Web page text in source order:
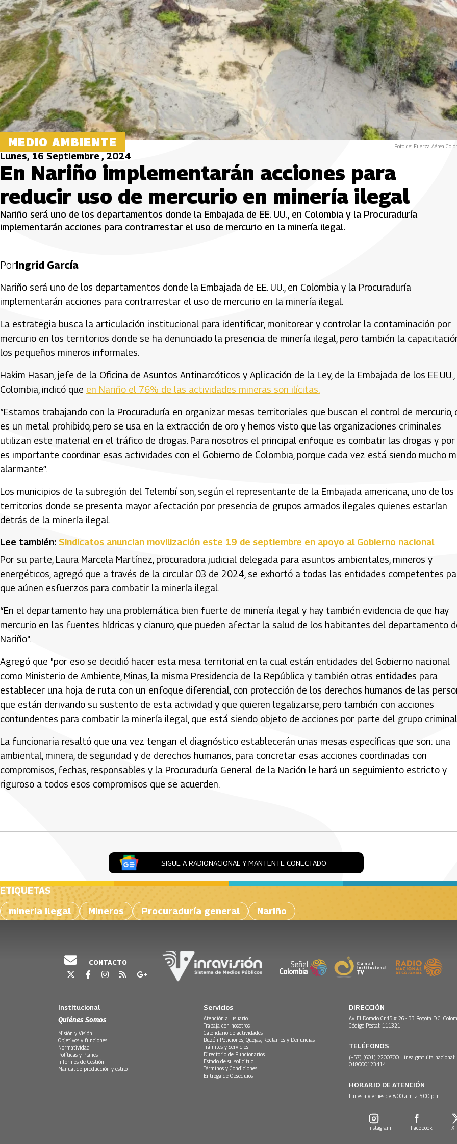
MEDIO AMBIENTE Foto de: Fuerza Aérea
Lunes, 16 Septiembre , 2024
En Nariño implementarán acciones para
reducir uso de mercurio en minería ilegal
Nariño será uno de los departamentos donde la Embajada de EE. UU., en Colombia y la Procuraduría
implementarán acciones para contrarrestar el uso de mercurio en la minería ilegal.
PorIngrid García
Nariño será uno de los departamentos donde la Embajada de EE. UU., en Colombia y la Procuraduría
implementarán acciones para contrarrestar el uso de mercurio en la minería ilegal.
La estrategia busca la articulación institucional para identificar, monitorear y controlar la contaminación por
mercurio en los territorios donde se ha denunciado la presencia de minería ilegal, pero también la
los pequeños mineros informales.
Hakim Hasan, jefe de la Oficina de Asuntos Antinarcóticos y Aplicación de la Ley, de la Embajada de los EE.UU.,
Colombia, indicó que en Nariño el 76% de las actividades mineras son ilícitas.
“Estamos trabajando con la Procuraduría en organizar mesas territoriales que buscan el control de mercurio,
es un metal prohibido, pero se usa en la extracción de oro y hemos visto que las organizaciones criminales
utilizan este material en el tráfico de drogas. Para nosotros el principal enfoque es combatir las drogas y por
es importante coordinar esas actividades con el Gobierno de Colombia, porque cada vez está siendo mucho
alarmante”.
Los municipios de la subregión del Telembí son, según el representante de la Embajada americana, uno de los
territorios donde se presenta mayor afectación por presencia de grupos armados ilegales quienes estarían
detrás de la minería ilegal.
Lee también: Sindicatos anuncian movilización este 19 de septiembre en apoyo al Gobierno nacional
Por su parte, Laura Marcela Martínez, procuradora judicial delegada para asuntos ambientales, mineros y
energéticos, agregó que a través de la circular 03 de 2024, se exhortó a todas las entidades competentes
que aúnen esfuerzos para combatir la minería ilegal.
“En el departamento hay una problemática bien fuerte de minería ilegal y hay también evidencia de que hay
mercurio en las fuentes hídricas y cianuro, que pueden afectar la salud de los habitantes del departamento
Nariño".
Agregó que "por eso se decidió hacer esta mesa territorial en la cual están entidades del Gobierno nacional
como Ministerio de Ambiente, Minas, la misma Presidencia de la República y también otras entidades para
establecer una hoja de ruta con un enfoque diferencial, con protección de los derechos humanos de las
que están derivando su sustento de esta actividad y que quieren legalizarse, pero también con acciones
contundentes para combatir la minería ilegal, que está siendo objeto de acciones por parte del grupo
La funcionaria resaltó que una vez tengan el diagnóstico establecerán unas mesas específicas que son: una
ambiental, minera, de seguridad y de derechos humanos, para concretar esas acciones coordinadas con
compromisos, fechas, responsables y la Procuraduría General de la Nación le hará un seguimiento estricto y
riguroso a todos esos compromisos que se acuerden.
SIGUE A RADIONACIONAL Y MANTENTE CONECTADO
ETIQUETAS
mineria ilegal
Mineros Procuraduría general Nariño
CONTACTO
Institucional
Quiénes Somos
Misión y Visión
Objetivos y funciones
Normatividad
Políticas y Planes
Informes de Gestión
Manual de producción y estilo
Servicios
Atención al usuario
Trabaja con nosotros
Calendario de actividades
Buzón Peticiones, Quejas, Reclamos y Denuncias
Trámites y Servicios
Directorio de Funcionarios
Estado de su solicitud
Términos y Condiciones
Entrega de Obsequios
DIRECCIÓN
Av. El Dorado Cr.45 # 26 - 33 Bogotá D.C.
Código Postal: 111321
TELÉFONOS
(+57) (601) 2200700. Línea gratuita nacional:
018000123414
HORARIO DE ATENCIÓN
Lunes a viernes de 8:00 a.m. a 5:00 p.m.
Instagram Facebook X